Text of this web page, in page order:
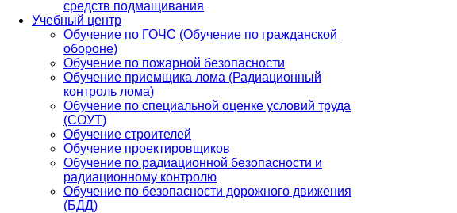
средств подмащивания
Учебный центр
Обучение по ГОЧС (Обучение по гражданской
обороне)
Обучение по пожарной безопасности
Обучение приемщика лома (Радиационный
контроль лома)
Обучение по специальной оценке условий труда
(СОУТ)
Обучение строителей
Обучение проектировщиков
Обучение по радиационной безопасности и
радиационному контролю
Обучение по безопасности дорожного движения
(БДД)